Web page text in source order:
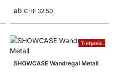
ab CHF 32.50
Tiefpreis
SHOWCASE Wandregal Metall